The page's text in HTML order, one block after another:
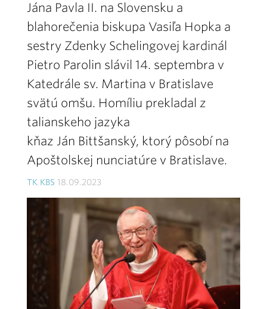
Jána Pavla II. na Slovensku a
blahorečenia biskupa Vasiľa Hopka a
sestry Zdenky Schelingovej kardinál
Pietro Parolin slávil 14. septembra v
Katedrále sv. Martina v Bratislave
svätú omšu. Homíliu prekladal z
talianskeho jazyka
kňaz Ján Bittšanský, ktorý pôsobí na
Apoštolskej nunciatúre v Bratislave.
TK KBS 18.09.2023